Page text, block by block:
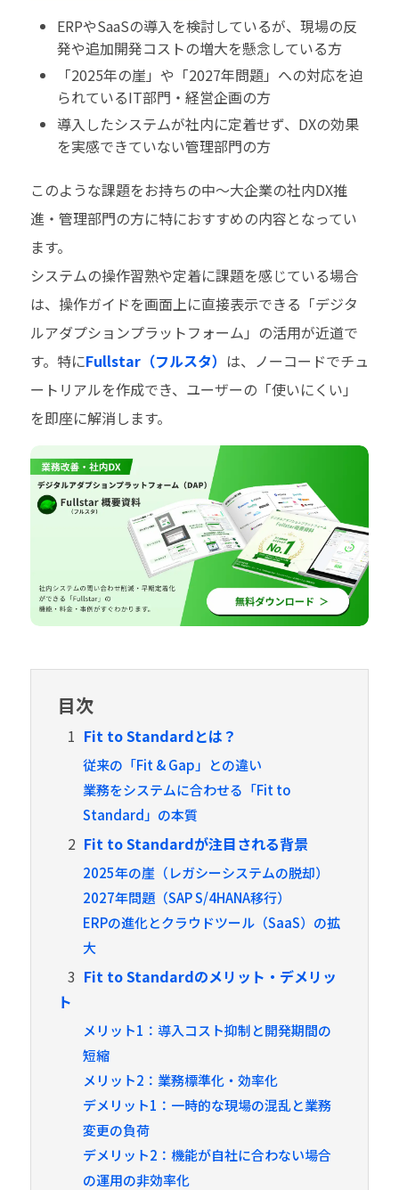
ERPやSaaSの導入を検討しているが、現場の反
発や追加開発コストの増大を懸念している方
「2025年の崖」や「2027年問題」への対応を迫
られているIT部門・経営企画の方
導入したシステムが社内に定着せず、DXの効果
を実感できていない管理部門の方
このような課題をお持ちの中～大企業の社内DX推
進・管理部門の方に特におすすめの内容となってい
ます。
システムの操作習熟や定着に課題を感じている場合
は、操作ガイドを画面上に直接表示できる「デジタ
ルアダプションプラットフォーム」の活用が近道で
す。特にFullstar（フルスタ） は、ノーコードでチュ
ートリアルを作成でき、ユーザーの「使いにくい」
を即座に解消します。
目次
1 Fit to Standardとは？
従来の「Fit & Gap」との違い
業務をシステムに合わせる「Fit to
Standard」の本質
2 Fit to Standardが注目される背景
2025年の崖（レガシーシステムの脱却）
2027年問題（SAP S/4HANA移行）
ERPの進化とクラウドツール（SaaS）の拡
大
3 Fit to Standardのメリット・デメリッ
ト
メリット1：導入コスト抑制と開発期間の
短縮
メリット2：業務標準化・効率化
デメリット1：一時的な現場の混乱と業務
変更の負荷
デメリット2：機能が自社に合わない場合
の運用の非効率化